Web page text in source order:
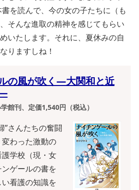
を読んで、今の女の子たちに（も
そんな進取の精神を感じてもらい
いたします。それに、夏休みの自
りますしね！
の風が吹く―大関和と近
館刊、定価1,540円（税込）
”さんたちの奮闘
わった激動の
学校（現・女
ゲールの書を
看護の知識を